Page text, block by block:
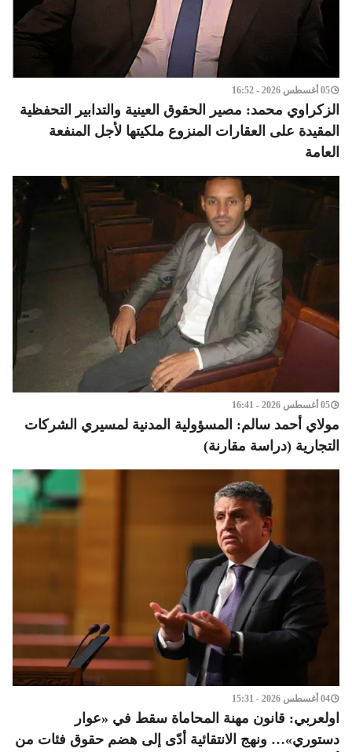
05 أغسطس 2026 - 16:52
الزكراوي محمد: مصير الحقوق العينية والتدابير التحفظية
المقيدة على العقارات المنزوع ملكيتها لأجل المنفعة
العامة
05 أغسطس 2026 - 16:41
مولاي أحمد سالم: المسؤولية المدنية لمسيري الشركات
التجارية (دراسة مقارنة)
04 أغسطس 2026 - 15:31
اولعربي: قانون مهنة المحاماة سقط في «عوار
دستوري»… ونهج الانتقائية أدّى إلى هضم حقوق فئات من